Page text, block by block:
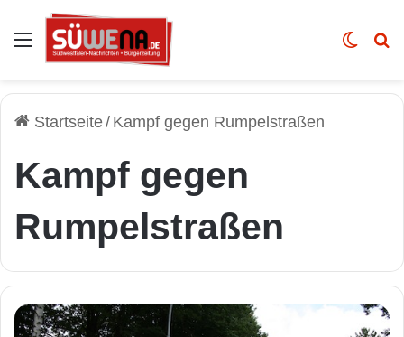
Auswahl Skin
Startseite/ Kampf gegen Rumpelstraßen
Kampf gegen
Rumpelstraßen